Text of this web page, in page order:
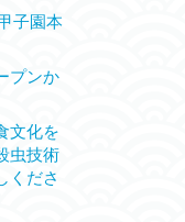
子園本
プンか
文化を
虫技術
くださ